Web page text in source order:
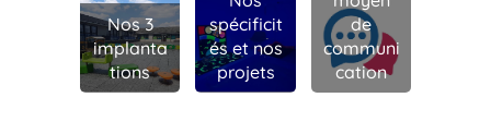
Nos 3
implanta
tions
spécificit
és et nos
projets
de
communi
cation